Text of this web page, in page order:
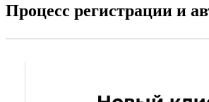
Процесс регистрации и